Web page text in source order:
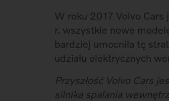
W roku 2017 Volvo Cars
r. wszystkie nowe
bardziej umocniła tę
udziału elektrycznych
Przyszłość Volvo Cars
silnika spalania